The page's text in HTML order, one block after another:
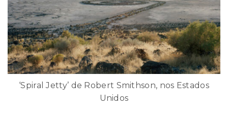
‘Spiral Jetty’ de Robert Smithson, nos Estados
Unidos